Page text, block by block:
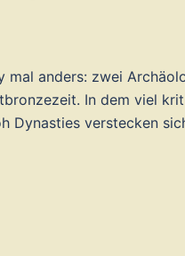
mal anders: zwei
In dem viel
Dynasties verstecken